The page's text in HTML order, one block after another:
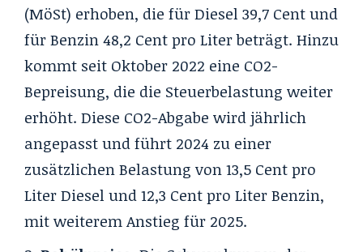
(MöSt) erhoben, die für Diesel 39,7 Cent und
für Benzin 48,2 Cent pro Liter beträgt. Hinzu
kommt seit Oktober 2022 eine CO2-
Bepreisung, die die Steuerbelastung weiter
erhöht. Diese CO2-Abgabe wird jährlich
angepasst und führt 2024 zu einer
zusätzlichen Belastung von 13,5 Cent pro
Liter Diesel und 12,3 Cent pro Liter Benzin,
mit weiterem Anstieg für 2025.